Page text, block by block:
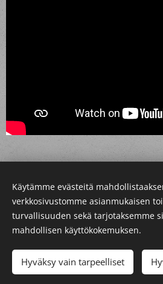
LISÄÄ
Copyright © LPVatjus
Käytämme evästeitä
verkkosivustomme asianmukaisen
turvallisuuden sekä tarjotaksemme
mahdollisen käyttökokemuksen.
Hyväksy vain tarpeelliset